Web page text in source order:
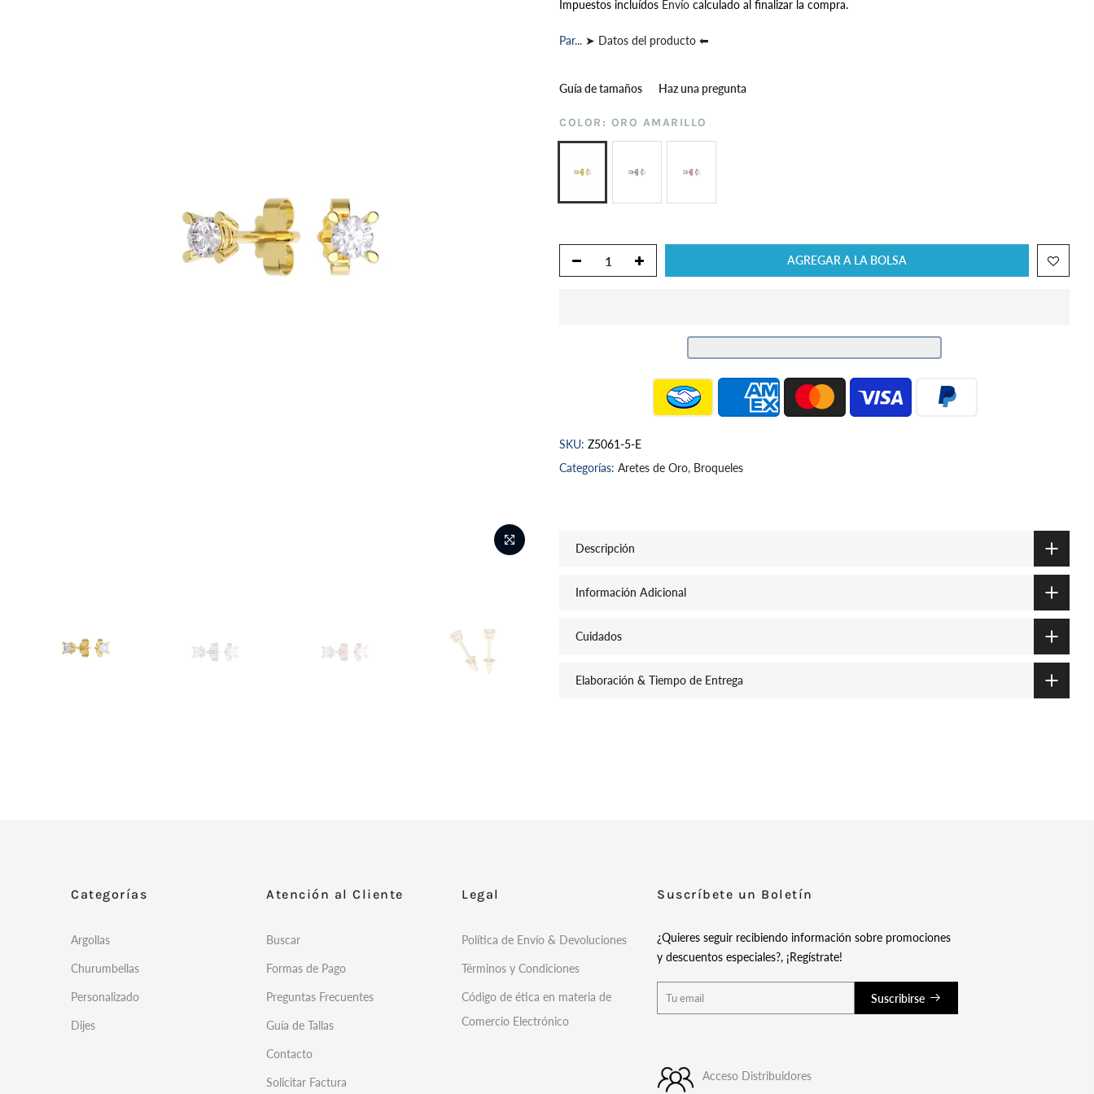
Impuestos incluídos Envío calculado al finalizar la compra.
Par... ➤ Datos del producto ⬅
Guía de tamaños Haz una pregunta
COLOR: ORO AMARILLO
AGREGAR A LA BOLSA
SKU: Z5061-5-E
Categorías: Aretes de Oro, Broqueles
Descripción
Información Adicional
Cuidados
Elaboración & Tiempo de Entrega
Categorías
Argollas
Churumbellas
Personalizado
Dijes
Atención al Cliente
Buscar
Formas de Pago
Preguntas Frecuentes
Guía de Tallas
Contacto
Solicitar Factura
Legal
Política de Envío & Devoluciones
Términos y Condiciones
Código de ética en materia de
Comercio Electrónico
Suscríbete un Boletín
¿Quieres seguir recibiendo información sobre promociones
y descuentos especiales?, ¡Regístrate!
Suscribirse
Acceso Distribuidores